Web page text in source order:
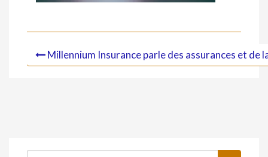
Millennium Insurance parle des assurances et de